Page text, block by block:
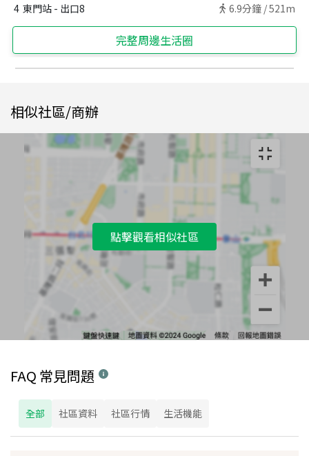
4 東門站 - 出口8 6.9分鐘 /521m
完整周邊生活圈
相似社區/商辦
點擊觀看相似社區
FAQ 常見問題
全部 社區資料 社區行情 生活機能